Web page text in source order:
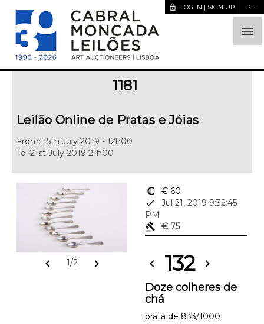

lock_open LOG IN | SIGN UP PT
1181
Leilão Online de Pratas e Jóias
From: 15th July 2019 - 12h00
To: 21st July 2019 21h00
chevron_left 1/2 chevron_right
euro_symbol
€ 60
done
Jul 21, 2019 9:32:45
PM
gavel
€ 75
chevron_left 132 chevron_right
Doze colheres de
chá
prata de 833/1000